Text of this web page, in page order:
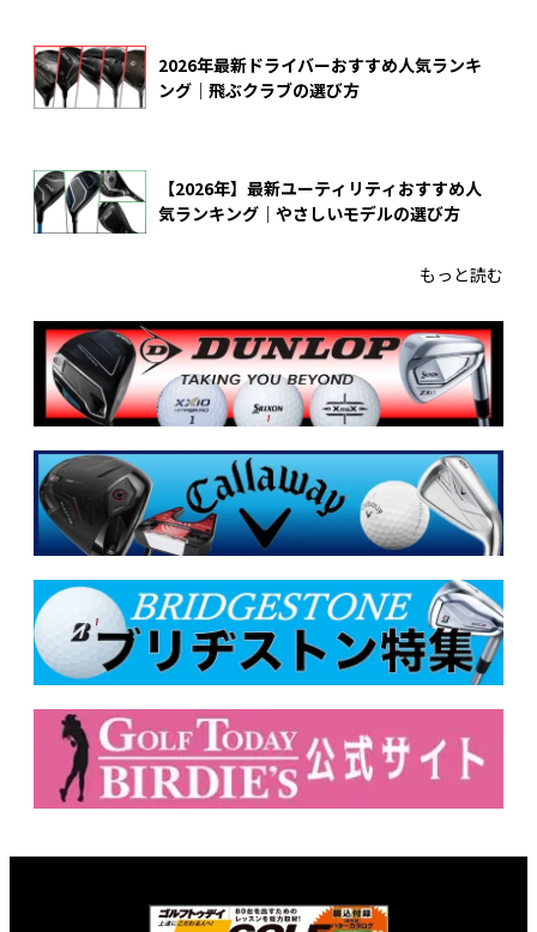
2026年最新ドライバーおすすめ人気ランキ
ング｜飛ぶクラブの選び方
【2026年】最新ユーティリティおすすめ人
気ランキング｜やさしいモデルの選び方
もっと読む